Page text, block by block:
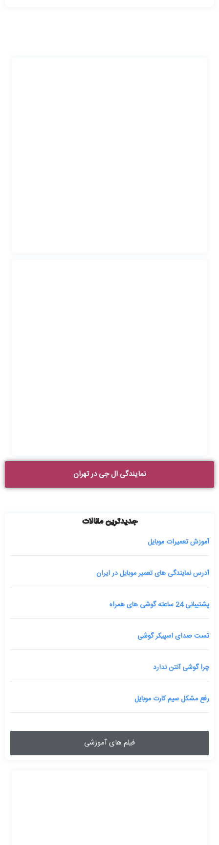
نمایندگی ال جی در تهران
جدیدترین مقالات
آموزش تعمیرات موبایل
آدرس نمایندگی های تعمیر موبایل در ایران
پشتیبانی 24 ساعته گوشی های همراه
تست صدای اسپیکر گوشی
چرا گوشی آنتن ندارد
رفع مشکل سیم کارت موبایل
فیلم های آموزشی